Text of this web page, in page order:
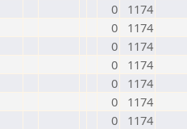
0
1174
0
1174
0
1174
0
1174
0
1174
0
1174
0
1174